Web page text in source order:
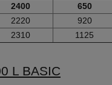
2400 650
2220 920
2310 1125
L BASIC